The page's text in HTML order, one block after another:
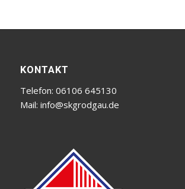
KONTAKT
Telefon: 06106 645130
Mail: info@skgrodgau.de